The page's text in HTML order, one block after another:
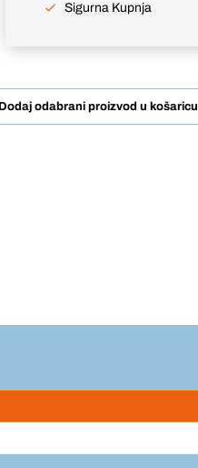
Sigurna Kupnja
Dodaj odabrani proizvod u košaricu